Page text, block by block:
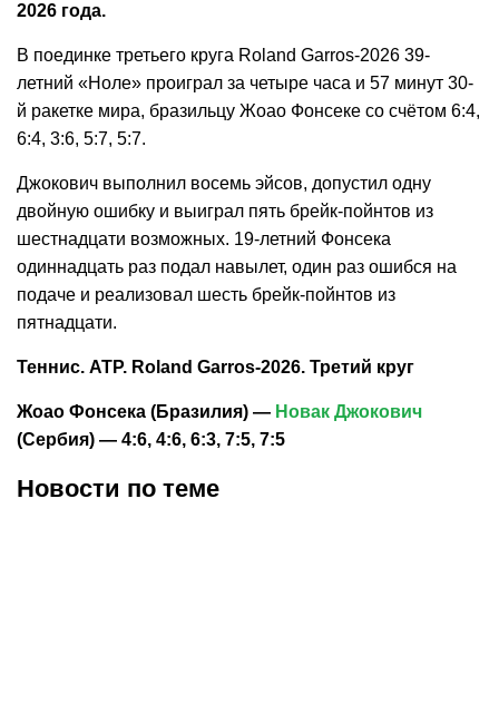
2026 года.
В поединке третьего круга Roland Garros-2026 39-
летний «Ноле» проиграл за четыре часа и 57 минут 30-
й ракетке мира, бразильцу Жоао Фонсеке со счётом 6:4,
6:4, 3:6, 5:7, 5:7.
Джокович выполнил восемь эйсов, допустил одну
двойную ошибку и выиграл пять брейк-пойнтов из
шестнадцати возможных. 19-летний Фонсека
одиннадцать раз подал навылет, один раз ошибся на
подаче и реализовал шесть брейк-пойнтов из
пятнадцати.
Теннис. ATP. Roland Garros-2026. Третий круг
Жоао Фонсека (Бразилия) — Новак Джокович
(Сербия) — 4:6, 4:6, 6:3, 7:5, 7:5
Новости по теме